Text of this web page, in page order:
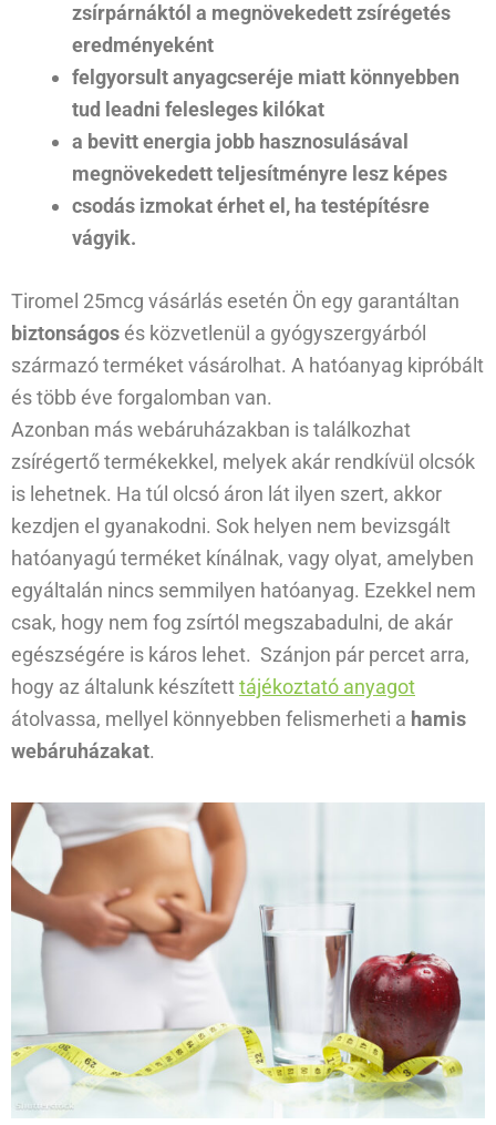
zsírpárnáktól a megnövekedett zsírégetés
eredményeként
felgyorsult anyagcseréje miatt könnyebben
tud leadni felesleges kilókat
a bevitt energia jobb hasznosulásával
megnövekedett teljesítményre lesz képes
csodás izmokat érhet el, ha testépítésre
vágyik.
Tiromel 25mcg vásárlás esetén Ön egy garantáltan
biztonságos és közvetlenül a gyógyszergyárból
származó terméket vásárolhat. A hatóanyag kipróbált
és több éve forgalomban van.
Azonban más webáruházakban is találkozhat
zsírégertő termékekkel, melyek akár rendkívül olcsók
is lehetnek. Ha túl olcsó áron lát ilyen szert, akkor
kezdjen el gyanakodni. Sok helyen nem bevizsgált
hatóanyagú terméket kínálnak, vagy olyat, amelyben
egyáltalán nincs semmilyen hatóanyag. Ezekkel nem
csak, hogy nem fog zsírtól megszabadulni, de akár
egészségére is káros lehet. Szánjon pár percet arra,
hogy az általunk készítetttájékoztató anyagot
átolvassa, mellyel könnyebben felismerheti a hamis
webáruházakat.